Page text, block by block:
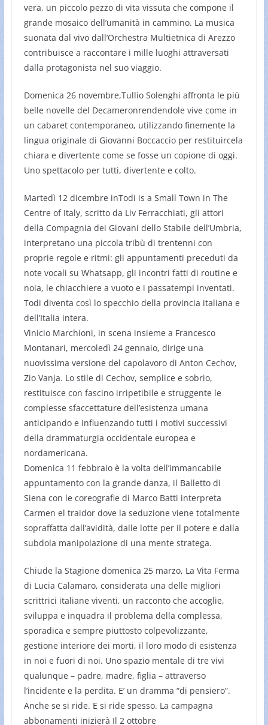
vera, un piccolo pezzo di vita vissuta che compone il
grande mosaico dell’umanità in cammino. La musica
suonata dal vivo dall’Orchestra Multietnica di Arezzo
contribuisce a raccontare i mille luoghi attraversati
dalla protagonista nel suo viaggio.
Domenica 26 novembre,Tullio Solenghi affronta le più
belle novelle del Decameronrendendole vive come in
un cabaret contemporaneo, utilizzando finemente la
lingua originale di Giovanni Boccaccio per restituircela
chiara e divertente come se fosse un copione di oggi.
Uno spettacolo per tutti, divertente e colto.
Martedì 12 dicembre inTodi is a Small Town in The
Centre of Italy, scritto da Liv Ferracchiati, gli attori
della Compagnia dei Giovani dello Stabile dell’Umbria,
interpretano una piccola tribù di trentenni con
proprie regole e ritmi: gli appuntamenti preceduti da
note vocali su Whatsapp, gli incontri fatti di routine e
noia, le chiacchiere a vuoto e i passatempi inventati.
Todi diventa così lo specchio della provincia italiana e
dell’Italia intera.
Vinicio Marchioni, in scena insieme a Francesco
Montanari, mercoledì 24 gennaio, dirige una
nuovissima versione del capolavoro di Anton Cechov,
Zio Vanja. Lo stile di Cechov, semplice e sobrio,
restituisce con fascino irripetibile e struggente le
complesse sfaccettature dell’esistenza umana
anticipando e influenzando tutti i motivi successivi
della drammaturgia occidentale europea e
nordamericana.
Domenica 11 febbraio è la volta dell’immancabile
appuntamento con la grande danza, il Balletto di
Siena con le coreografie di Marco Batti interpreta
Carmen el traidor dove la seduzione viene totalmente
sopraffatta dall’avidità, dalle lotte per il potere e dalla
subdola manipolazione di una mente stratega.
Chiude la Stagione domenica 25 marzo, La Vita Ferma
di Lucia Calamaro, considerata una delle migliori
scrittrici italiane viventi, un racconto che accoglie,
sviluppa e inquadra il problema della complessa,
sporadica e sempre piuttosto colpevolizzante,
gestione interiore dei morti, il loro modo di esistenza
in noi e fuori di noi. Uno spazio mentale di tre vivi
qualunque – padre, madre, figlia – attraverso
l’incidente e la perdita. E’ un dramma “di pensiero”.
Anche se si ride. E si ride spesso. La campagna
abbonamenti inizierà Il 2 ottobre